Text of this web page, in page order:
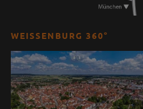
WEISSENBURG 360°